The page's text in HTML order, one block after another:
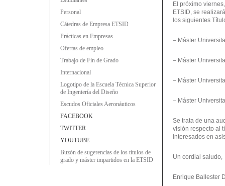
Personal
Cátedras de Empresa ETSID
Prácticas en Empresas
Ofertas de empleo
Trabajo de Fin de Grado
Internacional
Logotipo de la Escuela Técnica Superior
de Ingeniería del Diseño
Escudos Oficiales Aeronáuticos
FACEBOOK
TWITTER
YOUTUBE
Buzón de sugerencias de los títulos de
grado y máster impartidos en la ETSID
El próximo
ETSID, se
los siguientes
– Máster
– Máster
– Máster
– Máster
Se trata de una
visión respecto al
interesados en
Un cordial saludo,
Enrique Ballester